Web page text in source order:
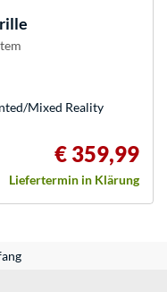
Mixed Reality
€ 359,99
Liefertermin in Klärung